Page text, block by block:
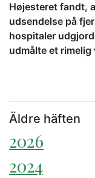
Højesteret fandt,
udsendelse på
hospitaler
udmålte et
Äldre häften
2026
2024